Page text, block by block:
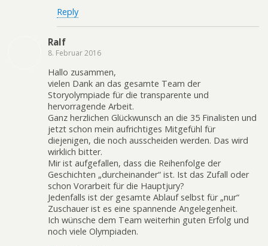
Reply
Ralf
8. Februar 2016
Hallo zusammen,
vielen Dank an das gesamte Team der
Storyolympiade für die transparente und
hervorragende Arbeit.
Ganz herzlichen Glückwunsch an die 35 Finalisten und
jetzt schon mein aufrichtiges Mitgefühl für
diejenigen, die noch ausscheiden werden. Das wird
wirklich bitter.
Mir ist aufgefallen, dass die Reihenfolge der
Geschichten „durcheinander“ ist. Ist das Zufall oder
schon Vorarbeit für die Hauptjury?
Jedenfalls ist der gesamte Ablauf selbst für „nur“
Zuschauer ist es eine spannende Angelegenheit.
Ich wünsche dem Team weiterhin guten Erfolg und
noch viele Olympiaden.